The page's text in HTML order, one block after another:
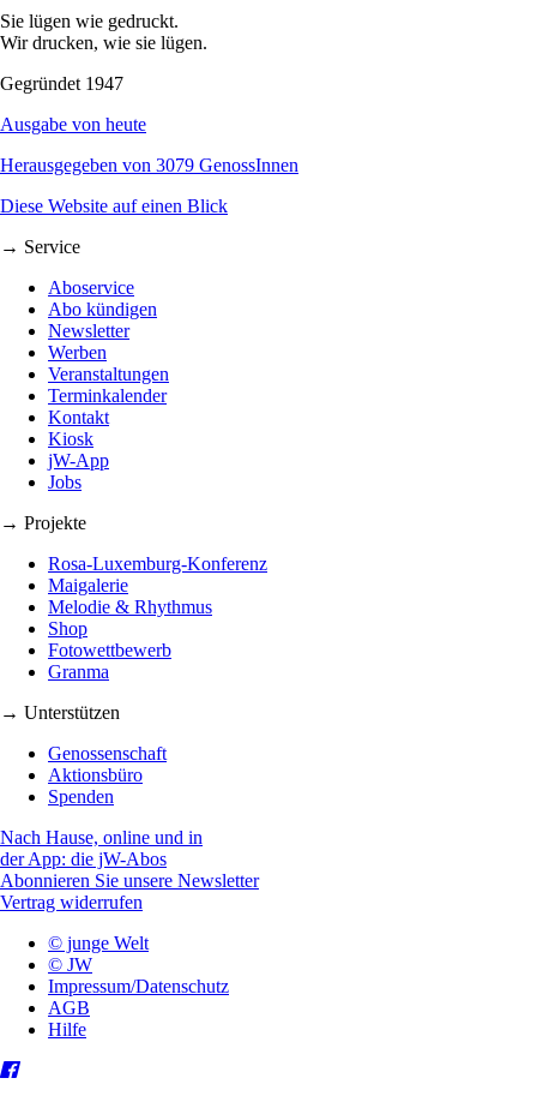
Sie lügen wie gedruckt.
Wir drucken, wie sie lügen.
Gegründet 1947
Ausgabe von heute
Herausgegeben von 3079 GenossInnen
Diese Website auf einen Blick
→ Service
Aboservice
Abo kündigen
Newsletter
Werben
Veranstaltungen
Terminkalender
Kontakt
Kiosk
jW-App
Jobs
→ Projekte
Rosa-Luxemburg-Konferenz
Maigalerie
Melodie & Rhythmus
Shop
Fotowettbewerb
Granma
→ Unterstützen
Genossenschaft
Aktionsbüro
Spenden
Nach Hause, online und in
der App: die jW-Abos
Abonnieren Sie unsere Newsletter
Vertrag widerrufen
© junge Welt
© JW
Impressum/Datenschutz
AGB
Hilfe